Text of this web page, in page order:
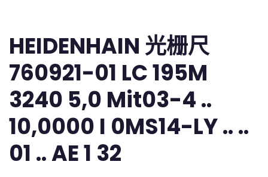
HEIDENHAIN 光栅尺
760921-01 LC 195M
3240 5,0 Mit03-4 ..
10,0000 I 0MS14-LY .. ..
01 .. AE 1 32